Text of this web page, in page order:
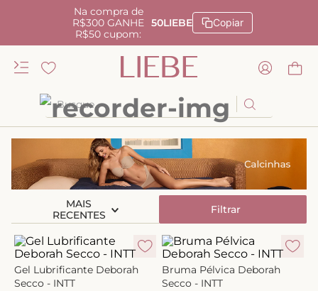
Na compra de
R$300 GANHE
R$50 cupom:
50LIEBE Copiar
Busque
MAIS
RECENTES
Filtrar
Gel Lubrificante Deborah
Secco - INTT
Bruma Pélvica Deborah
Secco - INTT
TERMOS MAIS BUSCADOS
kiss me
camisola
calcinha renda
anatomic
calcinha alta